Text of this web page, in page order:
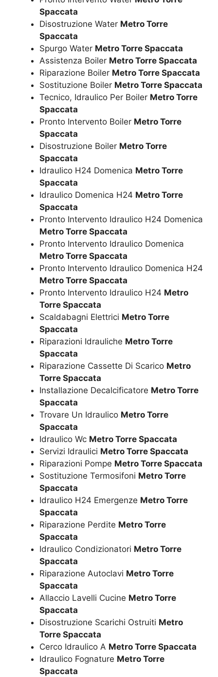
Spaccata
Disostruzione Water Metro Torre
Spaccata
Spurgo Water Metro Torre Spaccata
Assistenza Boiler Metro Torre Spaccata
Riparazione Boiler Metro Torre Spaccata
Sostituzione Boiler Metro Torre Spaccata
Tecnico, Idraulico Per Boiler Metro Torre
Spaccata
Pronto Intervento Boiler Metro Torre
Spaccata
Disostruzione Boiler Metro Torre
Spaccata
Idraulico H24 Domenica Metro Torre
Spaccata
Idraulico Domenica H24 Metro Torre
Spaccata
Pronto Intervento Idraulico H24 Domenica
Metro Torre Spaccata
Pronto Intervento Idraulico Domenica
Metro Torre Spaccata
Pronto Intervento Idraulico Domenica H24
Metro Torre Spaccata
Pronto Intervento Idraulico H24 Metro
Torre Spaccata
Scaldabagni Elettrici Metro Torre
Spaccata
Riparazioni Idrauliche Metro Torre
Spaccata
Riparazione Cassette Di Scarico Metro
Torre Spaccata
Installazione Decalcificatore Metro Torre
Spaccata
Trovare Un Idraulico Metro Torre
Spaccata
Idraulico Wc Metro Torre Spaccata
Servizi Idraulici Metro Torre Spaccata
Riparazioni Pompe Metro Torre Spaccata
Sostituzione Termosifoni Metro Torre
Spaccata
Idraulico H24 Emergenze Metro Torre
Spaccata
Riparazione Perdite Metro Torre
Spaccata
Idraulico Condizionatori Metro Torre
Spaccata
Riparazione Autoclavi Metro Torre
Spaccata
Allaccio Lavelli Cucine Metro Torre
Spaccata
Disostruzione Scarichi Ostruiti Metro
Torre Spaccata
Cerco Idraulico A Metro Torre Spaccata
Idraulico Fognature Metro Torre
Spaccata